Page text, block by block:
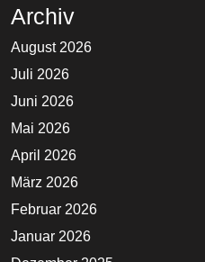
Archiv
August 2026
Juli 2026
Juni 2026
Mai 2026
April 2026
März 2026
Februar 2026
Januar 2026